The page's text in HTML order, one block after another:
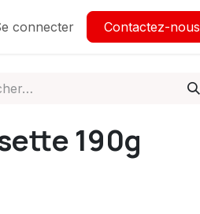
connecter Contactez-nous
190g